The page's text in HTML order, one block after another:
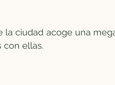
la ciudad acoge una
con ellas.